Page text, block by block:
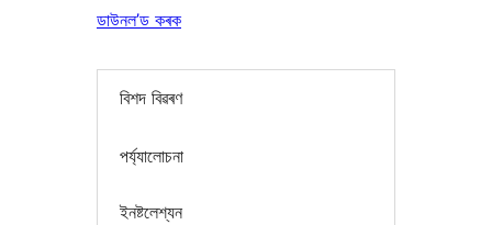
ডাউনল’ড কৰক
বিশদ বিৱৰণ
পৰ্য্যালোচনা
ইনষ্টলেশ্যন